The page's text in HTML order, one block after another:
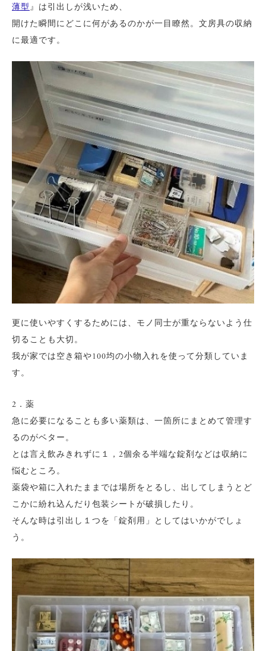
薄型 』は引出しが浅いため、
開けた瞬間にどこに何があるのかが一目瞭然。文房具の収納
に最適です。
更に使いやすくするためには、モノ同士が重ならないよう仕
切ることも大切。
我が家では空き箱や100均の小物入れを使って分類していま
す。
2．薬
急に必要になることも多い薬類は、一箇所にまとめて管理す
るのがベター。
とは言え飲みきれずに１，2個余る半端な錠剤などは収納に
悩むところ。
薬袋や箱に入れたままでは場所をとるし、出してしまうとど
こかに紛れ込んだり包装シートが破損したり。
そんな時は引出し１つを「錠剤用」としてはいかがでしょ
う。